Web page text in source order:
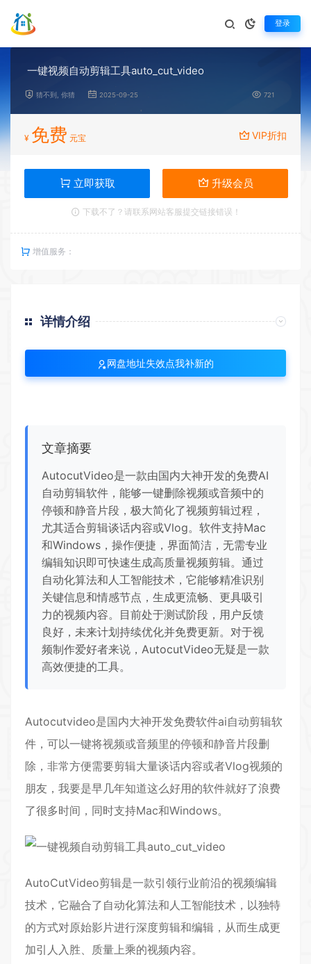
登录
一键视频自动剪辑工具auto_cut_video
猜不到, 你猜 2025-09-25 721
¥ 免费 元宝 VIP折扣
立即获取 升级会员
下载不了？请联系网站客服提交链接错误！
增值服务：
详情介绍
网盘地址失效点我补新的
文章摘要
AutocutVideo是一款由国内大神开发的免费AI
自动剪辑软件，能够一键删除视频或音频中的
停顿和静音片段，极大简化了视频剪辑过程，
尤其适合剪辑谈话内容或Vlog。软件支持Mac
和Windows，操作便捷，界面简洁，无需专业
编辑知识即可快速生成高质量视频剪辑。通过
自动化算法和人工智能技术，它能够精准识别
关键信息和情感节点，生成更流畅、更具吸引
力的视频内容。目前处于测试阶段，用户反馈
良好，未来计划持续优化并免费更新。对于视
频制作爱好者来说，AutocutVideo无疑是一款
高效便捷的工具。
Autocutvideo是国内大神开发免费软件ai自动剪辑软
件，可以一键将视频或音频里的停顿和静音片段删
除，非常方便需要剪辑大量谈话内容或者Vlog视频的
朋友，我要是早几年知道这么好用的软件就好了浪费
了很多时间，同时支持Mac和Windows。
​AutoCutVideo剪辑是一款引领行业前沿的视频编辑
技术，它融合了自动化算法和人工智能技术，以独特
的方式对原始影片进行深度剪辑和编辑，从而生成更
加引人入胜、质量上乘的视频内容。